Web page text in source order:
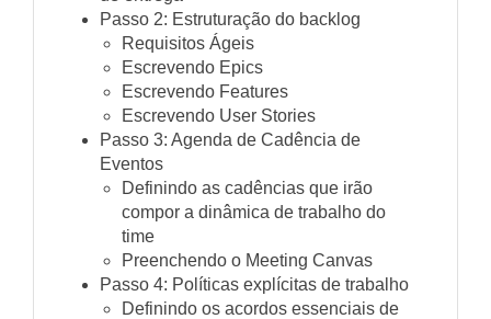
Passo 2: Estruturação do backlog
Requisitos Ágeis
Escrevendo Epics
Escrevendo Features
Escrevendo User Stories
Passo 3: Agenda de Cadência de
Eventos
Definindo as cadências que irão
compor a dinâmica de trabalho do
time
Preenchendo o Meeting Canvas
Passo 4: Políticas explícitas de trabalho
Definindo os acordos essenciais de